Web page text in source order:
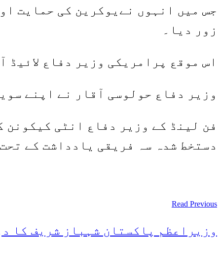
جس میں انہوں نےیوکرین کی حمایت
زور دیا۔
اس موقع پرامریکی وزیر دفاع
وزیر دفاع حولوسی آقار نے اپنے
فن لینڈ کے وزیر دفاع انٹی کیکونن
دستخط شدہ سہ فریقی یادداشت کے
Read Previous
وزیراعظم پاکستان شہباز شریف کا